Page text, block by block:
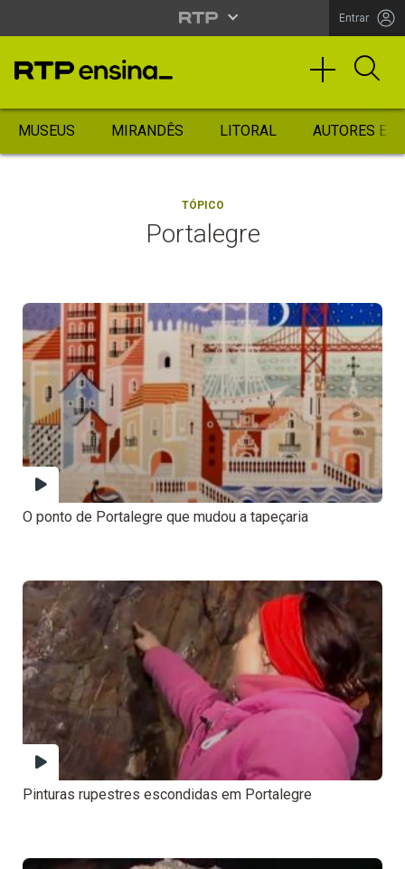
Entrar
MUSEUS MIRANDÊS LITORAL AUTORES
TÓPICO
Portalegre
O ponto de Portalegre que mudou a tapeçaria
Pinturas rupestres escondidas em Portalegre